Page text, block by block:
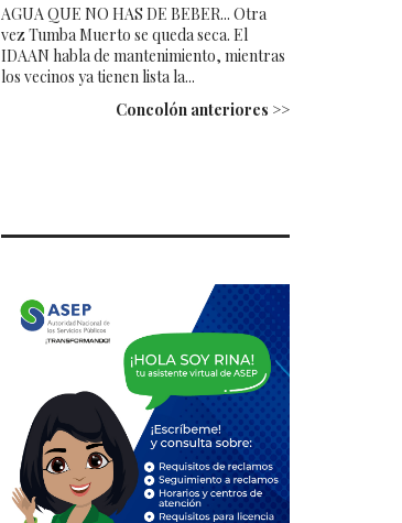
AGUA QUE NO HAS DE BEBER... Otra
vez Tumba Muerto se queda seca. El
IDAAN habla de mantenimiento, mientras
los vecinos ya tienen lista la...
Concolón anteriores >>